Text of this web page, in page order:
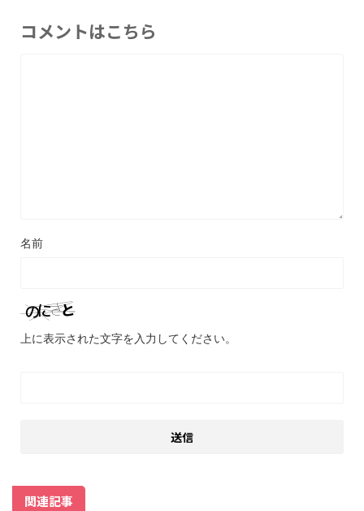
コメントはこちら
名前
上に表示された文字を入力してください。
関連記事